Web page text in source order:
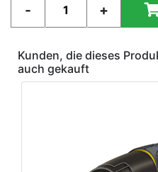
Kunden, die dieses
auch gekauft